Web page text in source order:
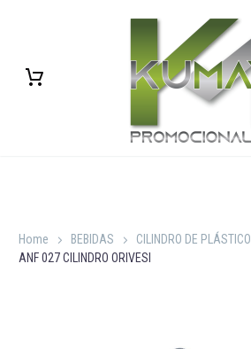
Home BEBIDAS
CILINDRO DE PLÁSTICO
ANF 027 CILINDRO ORIVESI